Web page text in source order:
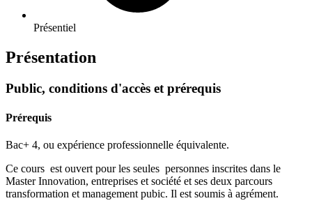
Présentiel
Présentation
Public, conditions d'accès et prérequis
Prérequis
Bac+ 4, ou expérience professionnelle équivalente.
Ce cours est ouvert pour les seules personnes inscrites dans le
Master Innovation, entreprises et société et ses deux parcours
transformation et management pubic. Il est soumis à agrément.